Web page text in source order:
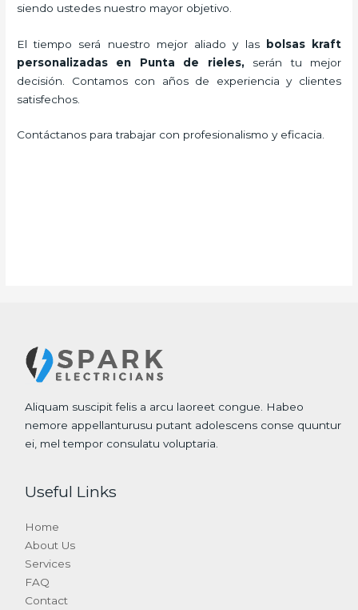
siendo ustedes nuestro mayor objetivo.
El tiempo será nuestro mejor aliado y las bolsas kraft
personalizadas en Punta de rieles, serán tu mejor
decisión. Contamos con años de experiencia y clientes
satisfechos.
Contáctanos para trabajar con profesionalismo y eficacia.
Aliquam suscipit felis a arcu laoreet congue. Habeo
nemore appellanturusu putant adolescens conse quuntur
ei, mel tempor consulatu voluptaria.
Useful Links
Home
About Us
Services
FAQ
Contact